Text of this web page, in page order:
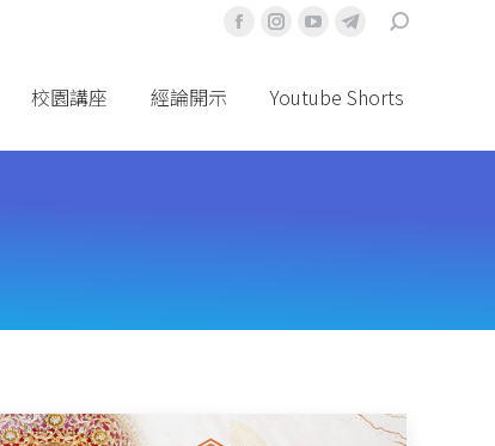
Facebook
新
Instagram
面
新
YouTube
面
新
Telegram
面
新
搜
校園講座 經論開示 Youtube Shorts